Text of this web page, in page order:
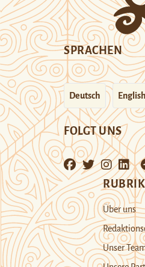
SPRACHEN
Deutsch English
FOLGT UNS
Über uns
Unser